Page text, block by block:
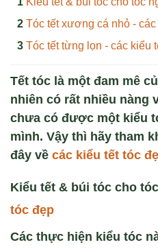
Tóc tết xương cá nhỏ -
Tóc tết từng lọn - các kiểu
Tết tóc là một đam mê
nhiên có rất nhiều nàng
chưa có được một kiểu
mình. Vậy thì hãy tham
đây về các kiểu tết tóc đ
Kiểu tết & búi tóc cho
tóc đẹp
Các thực hiện kiểu tóc